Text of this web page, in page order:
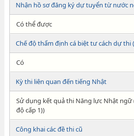
Nhận hồ sơ đăng ký dự tuyển từ nước
Có thể được
Chế độ thẩm định cá biệt tư cách dự thi
Có
Kỳ thi liên quan đến tiếng Nhật
Sử dụng kết quả thi Năng lực Nhật ngữ
độ cấp 1))
Công khai các đề thi cũ